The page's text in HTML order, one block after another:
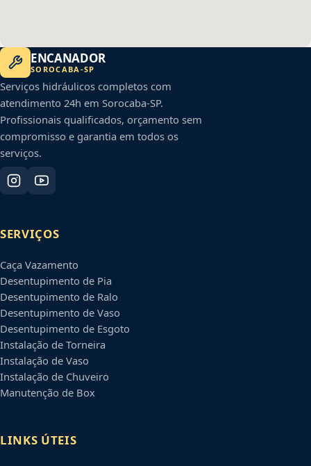
ENCANADOR
SOROCABA -SP
Serviços hidráulicos completos com
atendimento 24h em Sorocaba-SP.
Profissionais qualificados, orçamento sem
compromisso e garantia em todos os
serviços.
SERVIÇOS
Caça Vazamento
Desentupimento de Pia
Desentupimento de Ralo
Desentupimento de Vaso
Desentupimento de Esgoto
Instalação de Torneira
Instalação de Vaso
Instalação de Chuveiro
Manutenção de Box
LINKS ÚTEIS